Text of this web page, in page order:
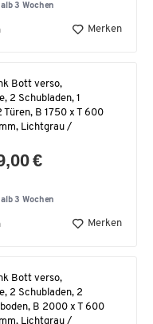
3 Wochen
Merken
Bott verso,
2 Schubladen, 1
Türen, B 1750 x T 600
Lichtgrau /
€
3 Wochen
Merken
Bott verso,
2 Schubladen, 2
B 2000 x T 600
Lichtgrau /